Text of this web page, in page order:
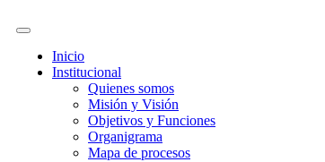
Inicio
Institucional
Quienes somos
Misión y Visión
Objetivos y Funciones
Organigrama
Mapa de procesos